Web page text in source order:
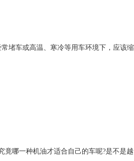
堵车或高温、寒冷等用车环境下，应该缩
哪一种机油才适合自己的车呢?是不是